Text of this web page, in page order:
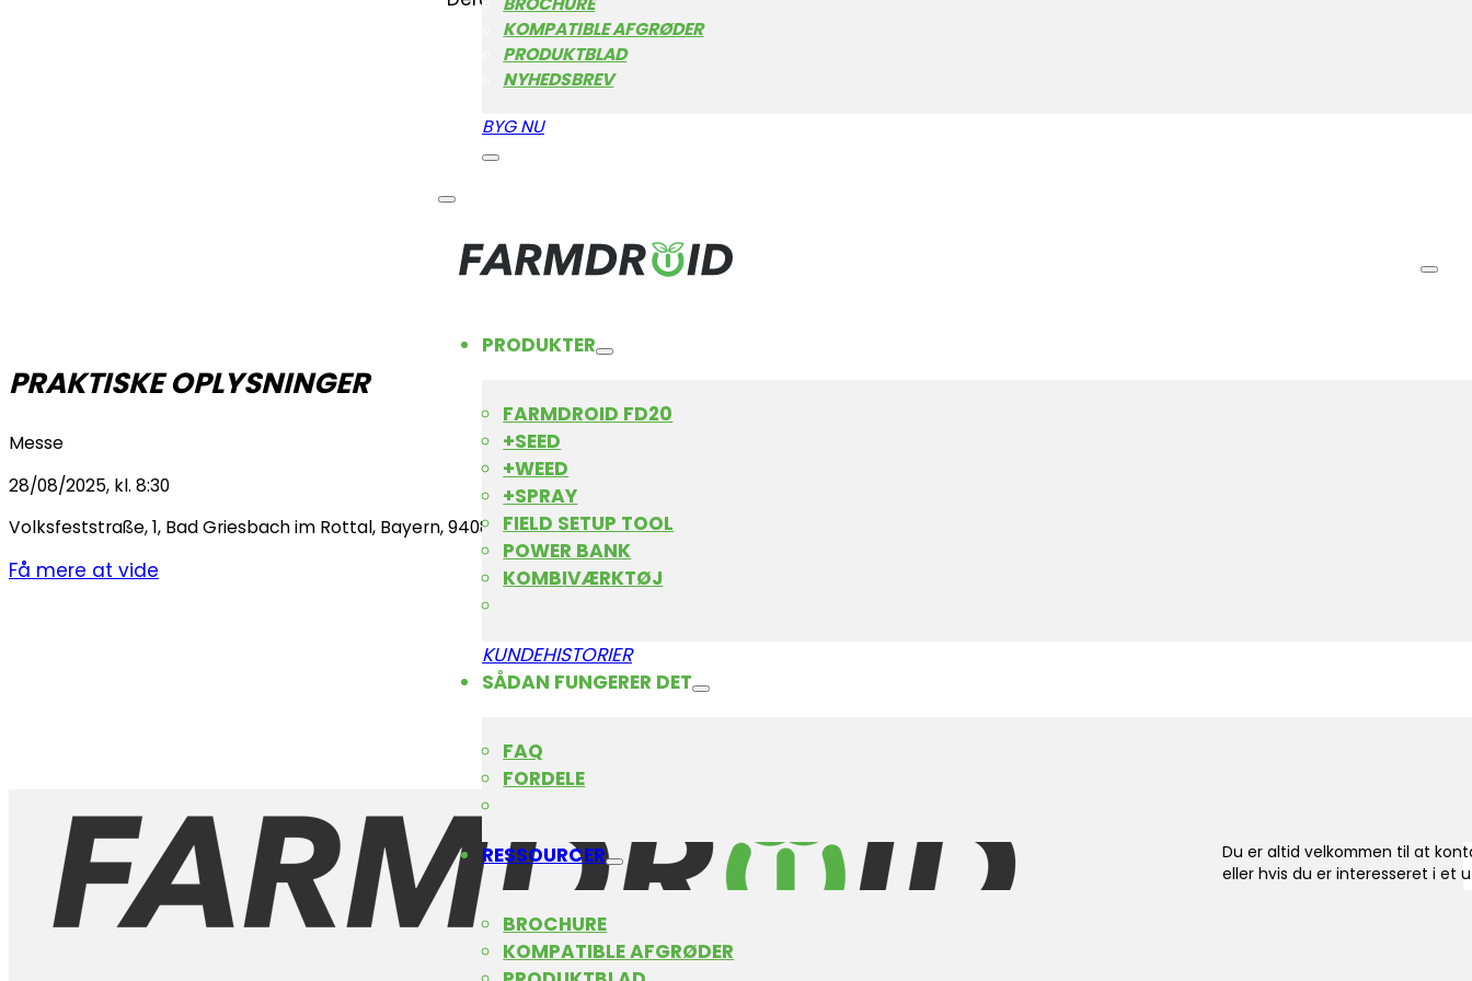
KOMPATIBLE AFGRØDER
PRODUKTBLAD
NYHEDSBREV
BYG NU
PRODUKTER
FARMDROID FD20
+SEED
+WEED
+SPRAY
FIELD SETUP TOOL
POWER BANK
KOMBIVÆRKTØJ
KUNDEHISTORIER
SÅDAN FUNGERER DET
FAQ
FORDELE
RESSOURCER
BROCHURE
KOMPATIBLE AFGRØDER
PRAKTISKE OPLYSNINGER
Messe
28/08/2025, kl. 8:30
Volksfeststraße,1, Bad Griesbach im Rottal, Bayern,94086 ,Tyskland
Få mere at vide
Du er altid velkommen til at
eller hvis du er interesseret i et